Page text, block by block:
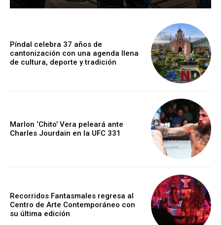
Píndal celebra 37 años de
cantonización con una agenda llena
de cultura, deporte y tradición
Marlon ‘Chito’ Vera peleará ante
Charles Jourdain en la UFC 331
Recorridos Fantasmales regresa al
Centro de Arte Contemporáneo con
su última edición